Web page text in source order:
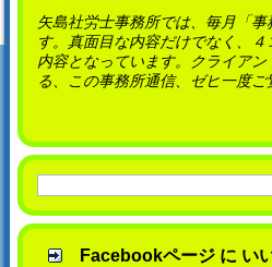
矢島社労士事務所では、毎月「
す。真面目な内容だけでなく、
内容となっています。クライア
る、この事務所通信、ゼヒ一度ご
Facebookページ に い